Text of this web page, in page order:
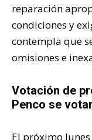
reparación
condiciones y
contempla que
omisiones e
Votación de
Penco se
El próximo